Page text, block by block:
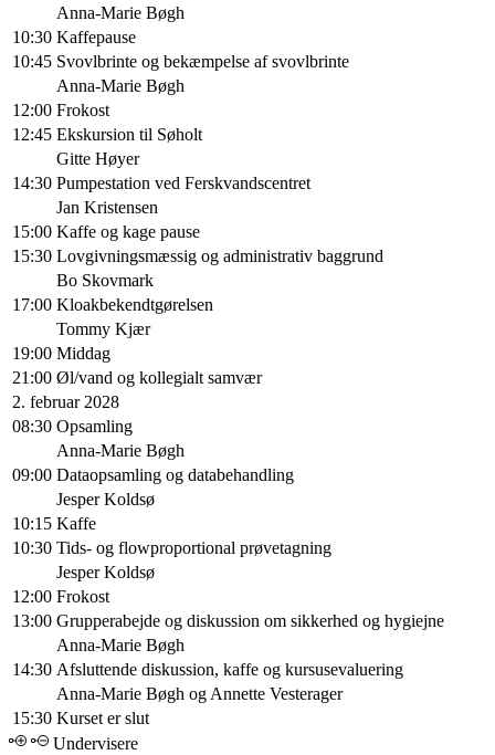
Anna-Marie Bøgh
10:30 Kaffepause
10:45 Svovlbrinte og bekæmpelse af svovlbrinte
Anna-Marie Bøgh
12:00 Frokost
12:45 Ekskursion til Søholt
Gitte Høyer
14:30 Pumpestation ved Ferskvandscentret
Jan Kristensen
15:00 Kaffe og kage pause
15:30 Lovgivningsmæssig og administrativ baggrund
Bo Skovmark
17:00 Kloakbekendtgørelsen
Tommy Kjær
19:00 Middag
21:00 Øl/vand og kollegialt samvær
2. februar 2028
08:30 Opsamling
Anna-Marie Bøgh
09:00 Dataopsamling og databehandling
Jesper Koldsø
10:15 Kaffe
10:30 Tids- og flowproportional prøvetagning
Jesper Koldsø
12:00 Frokost
13:00 Grupperabejde og diskussion om sikkerhed og hygiejne
Anna-Marie Bøgh
14:30 Afsluttende diskussion, kaffe og kursusevaluering
Anna-Marie Bøgh og Annette Vesterager
15:30 Kurset er slut
Undervisere